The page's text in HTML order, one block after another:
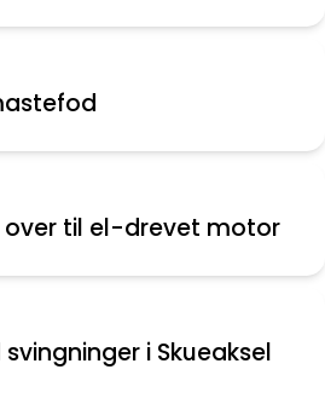
over til el-drevet motor
i Skueaksel